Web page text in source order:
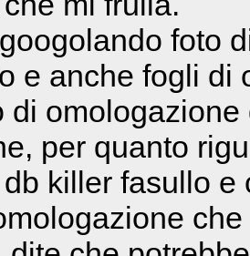
foto
e anche fogli di
di
per quanto
killer fasullo